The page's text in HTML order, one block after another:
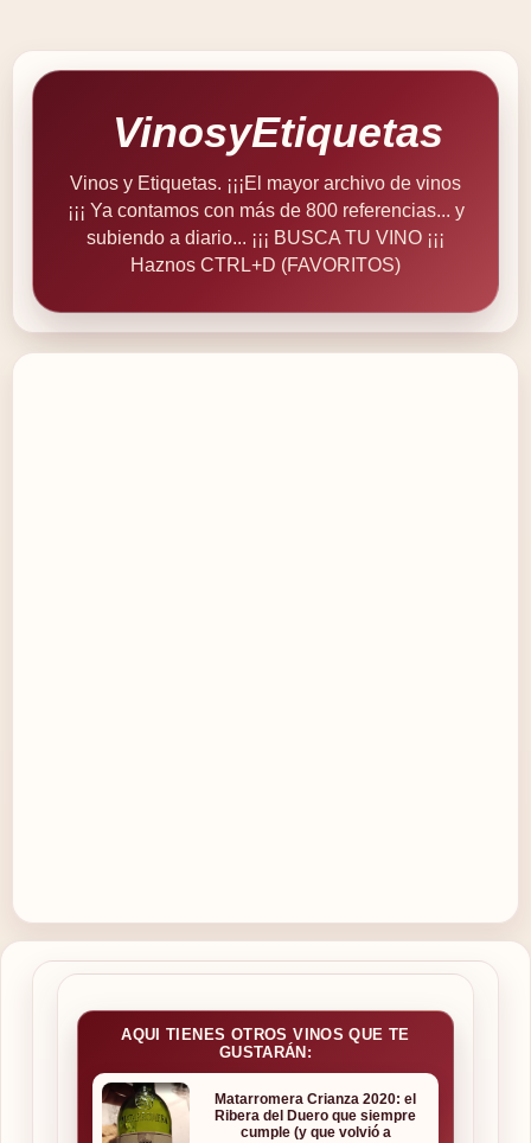
VinosyEtiquetas
Vinos y Etiquetas. ¡¡¡El mayor archivo de vinos
¡¡¡ Ya contamos con más de 800 referencias... y
subiendo a diario... ¡¡¡ BUSCA TU VINO ¡¡¡
Haznos CTRL+D (FAVORITOS)
AQUI TIENES OTROS VINOS QUE TE
GUSTARÁN:
Matarromera Crianza 2020: el
Ribera del Duero que siempre
cumple (y que volvió a